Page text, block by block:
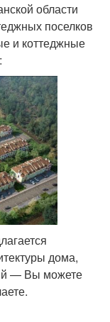
области
поселков
и коттеджные
дома,
— Вы можете